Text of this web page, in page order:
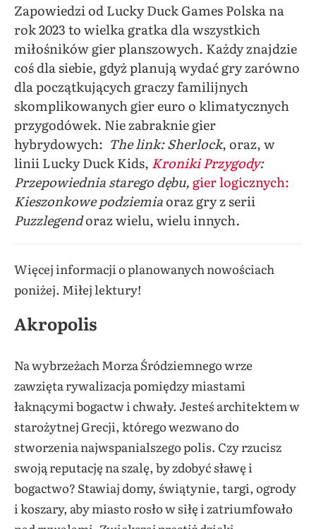
Zapowiedzi od Lucky Duck Games Polska na
rok 2023 to wielka gratka dla wszystkich
miłośników gier planszowych. Każdy znajdzie
coś dla siebie, gdyż planują wydać gry zarówno
dla początkujących graczy familijnych
skomplikowanych gier euro o klimatycznych
przygodówek. Nie zabraknie gier
hybrydowych: The link: Sherlock, oraz, w
linii Lucky Duck Kids, Kroniki Przygody:
Przepowiednia starego dębu, gier logicznych:
Kieszonkowe podziemiaoraz gry z serii
Puzzlegendoraz wielu, wielu innych.
Więcej informacji o planowanych nowościach
poniżej. Miłej lektury!
Akropolis
Na wybrzeżach Morza Śródziemnego wrze
zawzięta rywalizacja pomiędzy miastami
łaknącymi bogactw i chwały. Jesteś architektem w
starożytnej Grecji, którego wezwano do
stworzenia najwspanialszego polis. Czy rzucisz
swoją reputację na szalę, by zdobyć sławę i
bogactwo? Stawiaj domy, świątynie, targi, ogrody
i koszary, aby miasto rosło w siłę i zatriumfowało